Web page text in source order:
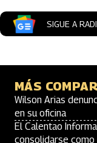
SIGUE A
MÁS
Wilson Arias
en su oficina
El Calentao
consolidarse